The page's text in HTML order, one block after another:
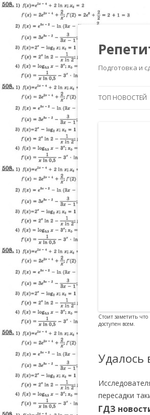
Подготовка и
ТОП НОВОСТЕЙ
Стоит заметить что
доступен всем.
Удалось
пересадки
ГДЗ